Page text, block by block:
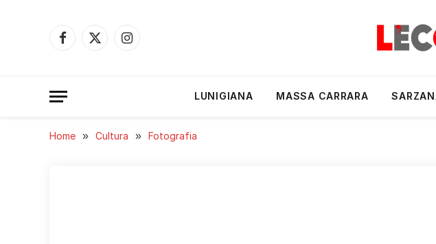
Facebook
X
Instagram
LUNIGIANA MASSA CARRARA
Home » Cultura » Fotografia